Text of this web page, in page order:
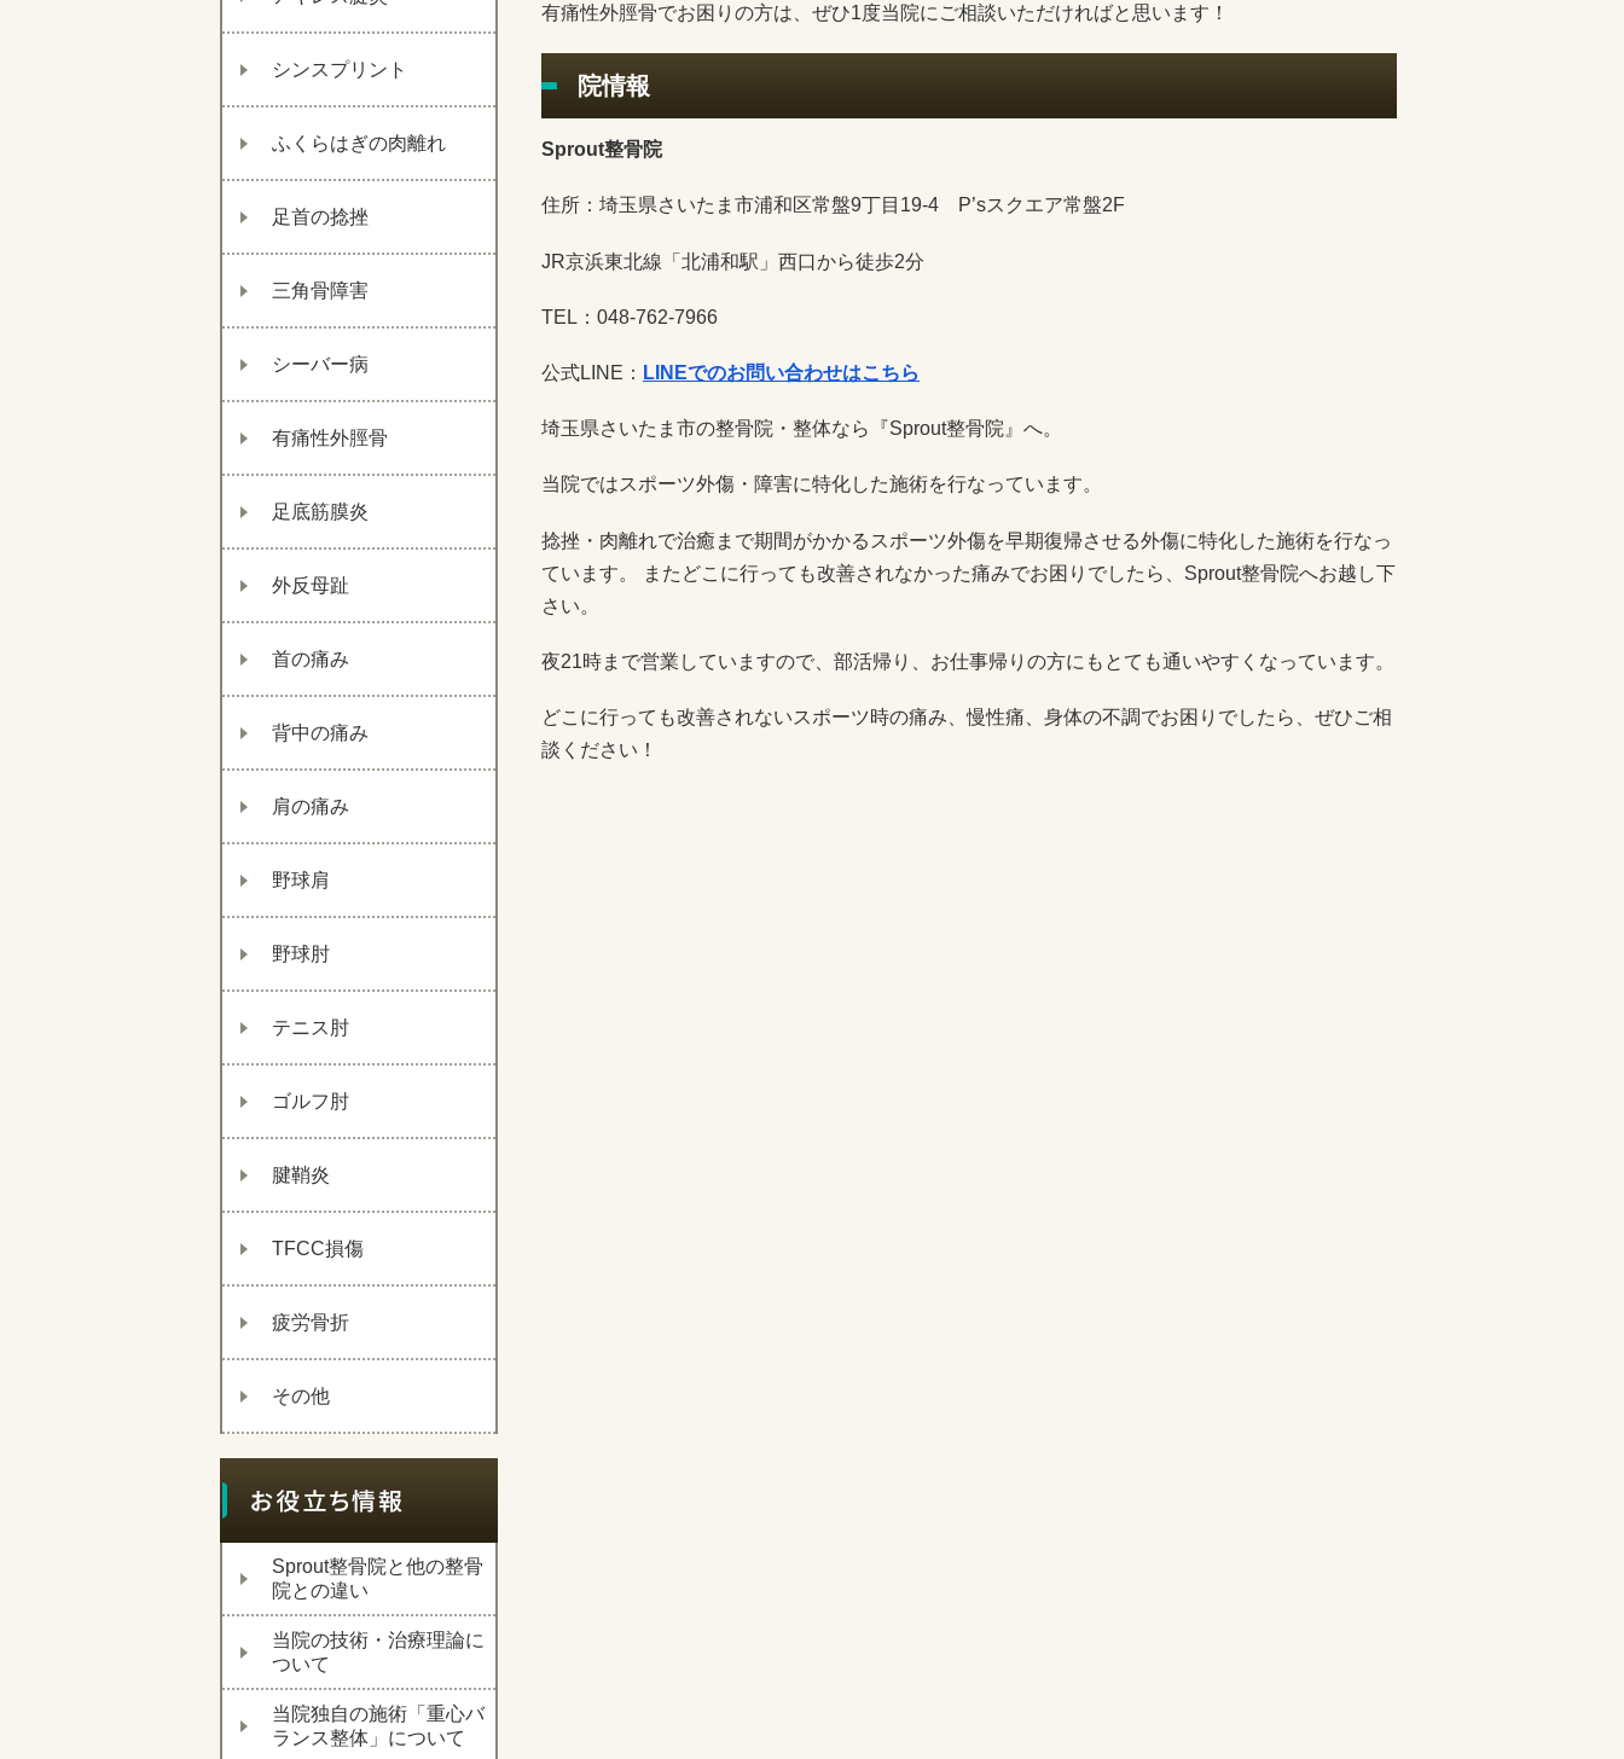
シンスプリント
ふくらはぎの肉離れ
足首の捻挫
三角骨障害
シーバー病
有痛性外脛骨
足底筋膜炎
外反母趾
首の痛み
背中の痛み
肩の痛み
野球肩
野球肘
テニス肘
ゴルフ肘
腱鞘炎
TFCC損傷
疲労骨折
その他
Sprout整骨院と他の整骨
院との違い
当院の技術・治療理論に
ついて
当院独自の施術「重心バ
ランス整体」について
有痛性外脛骨でお困りの方は、ぜひ1度当院にご相談いただければと思います！
院情報
Sprout整骨院
住所：埼玉県さいたま市浦和区常盤9丁目19-4 P’sスクエア常盤2F
JR京浜東北線「北浦和駅」西口から徒歩2分
TEL：048-762-7966
公式LINE： LINEでのお問い合わせはこちら
埼玉県さいたま市の整骨院・整体なら『Sprout整骨院』へ。
当院ではスポーツ外傷・障害に特化した施術を行なっています。
捻挫・肉離れで治癒まで期間がかかるスポーツ外傷を早期復帰させる外傷に特化した施術を行なっ
ています。 またどこに行っても改善されなかった痛みでお困りでしたら、Sprout整骨院へお越し下
さい。
夜21時まで営業していますので、部活帰り、お仕事帰りの方にもとても通いやすくなっています。
どこに行っても改善されないスポーツ時の痛み、慢性痛、身体の不調でお困りでしたら、ぜひご相
談ください！